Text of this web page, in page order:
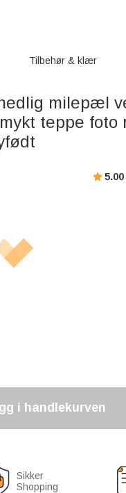
Tilbehør & klær
milepæl
teppe foto
5.00
i handlekurven
Sikker
Shopping